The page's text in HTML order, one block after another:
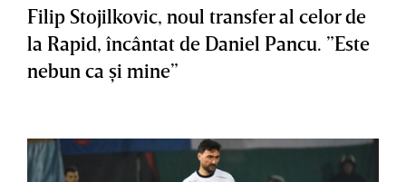
Filip Stojilkovic, noul transfer al celor de
la Rapid, încântat de Daniel Pancu. ”Este
nebun ca şi mine”